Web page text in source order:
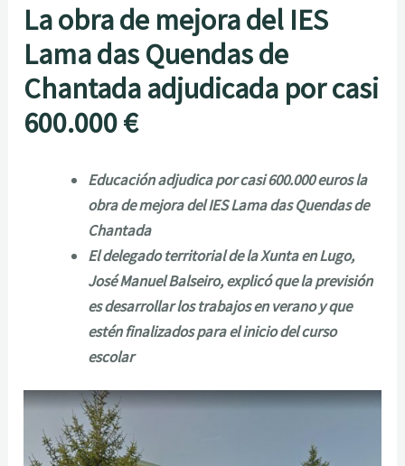
La obra de mejora del IES
Lama das Quendas de
Chantada adjudicada por casi
600.000 €
Educación adjudica por casi 600.000 euros la
obra de mejora del IES Lama das Quendas de
Chantada
El delegado territorial de la Xunta en Lugo,
José Manuel Balseiro, explicó que la previsión
es desarrollar los trabajos en verano y que
estén finalizados para el inicio del curso
escolar